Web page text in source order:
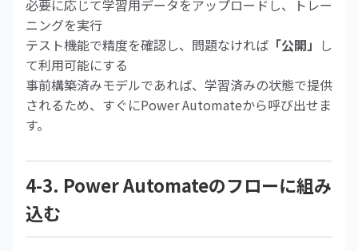
必要に応じて学習用データをアップロードし、トレー
ニングを実行
テスト機能で精度を確認し、問題なければ 「公開」 し
て利用可能にする
事前構築済みモデルであれば、学習済みの状態で提供
されるため、すぐにPower Automateから呼び出せま
す。
4-3. Power Automateのフローに組み
込む